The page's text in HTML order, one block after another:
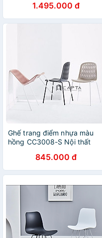
thân nhựa PP màu trắng
nệm vải bố màu xám có tay
tựa khung sắt sơn tĩnh điện
1.495.000 đ
Ghế trang điểm nhựa màu
hồng CC3008-S Nội thất
nhựa PP màu hồng chân sắt
sơn tĩnh điện màu trắng
845.000 đ